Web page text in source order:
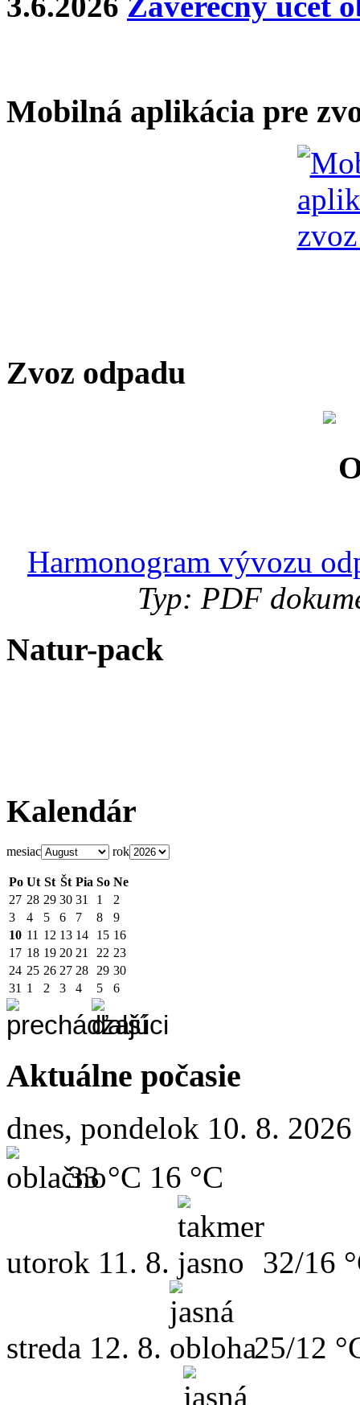
Mobilná aplikácia pre
Zvoz odpadu
Harmonogram vývozu
Typ: PDF
Natur-pack
Kalendár
mesiac rok
Po Ut St Št Pia So Ne
27 28 29 30 31 1
2
3
4 5 6 7 8
9
10 11 12 13 14 15 16
17 18 19 20 21 22 23
24 25 26 27 28 29 30
31 1 2 3 4 5 6
Aktuálne počasie
dnes, pondelok 10. 8. 2026
33 °C 16 °C
utorok 11. 8. 32/16
streda 12. 8. 25/12